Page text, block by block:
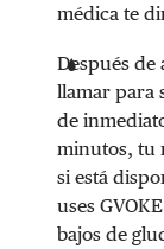
médica te
Después
llamar para
de
minutos, tu
si está
uses
bajos de